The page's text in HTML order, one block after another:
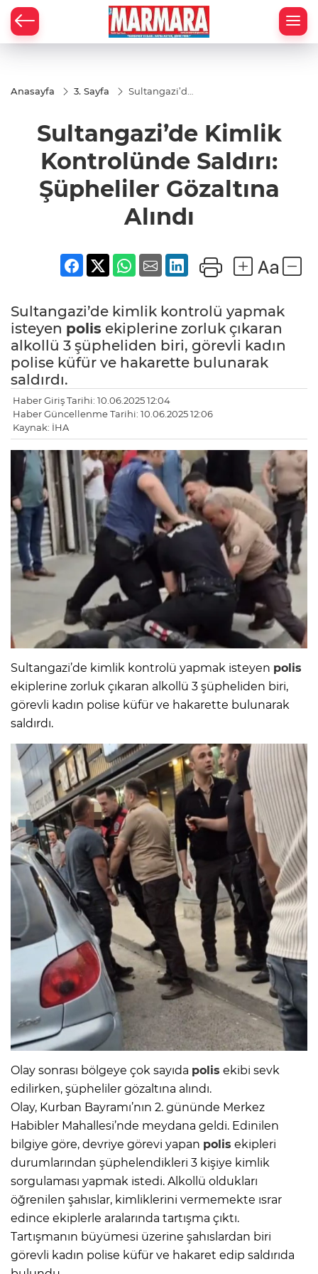
Anasayfa 3. Sayfa
Sultangazi’de
Saldırı:
Şüpheliler
Alındı
Sultangazi’de Kimlik
Kontrolünde Saldırı:
Şüpheliler Gözaltına
Alındı
Sultangazi’de kimlik kontrolü yapmak
isteyen polis ekiplerine zorluk çıkaran
alkollü 3 şüpheliden biri, görevli kadın
polise küfür ve hakarette bulunarak
saldırdı.
Haber Giriş Tarihi: 10.06.2025 12:04
Haber Güncellenme Tarihi: 10.06.2025 12:06
Kaynak: İHA
Sultangazi’de kimlik kontrolü yapmak isteyen polis
ekiplerine zorluk çıkaran alkollü 3 şüpheliden biri,
görevli kadın polise küfür ve hakarette bulunarak
saldırdı.
Olay sonrası bölgeye çok sayıda polis ekibi sevk
edilirken, şüpheliler gözaltına alındı.
Olay, Kurban Bayramı’nın 2. gününde Merkez
Habibler Mahallesi’nde meydana geldi. Edinilen
bilgiye göre, devriye görevi yapan polis ekipleri
durumlarından şüphelendikleri 3 kişiye kimlik
sorgulaması yapmak istedi. Alkollü oldukları
öğrenilen şahıslar, kimliklerini vermemekte ısrar
edince ekiplerle aralarında tartışma çıktı.
Tartışmanın büyümesi üzerine şahıslardan biri
görevli kadın polise küfür ve hakaret edip saldırıda